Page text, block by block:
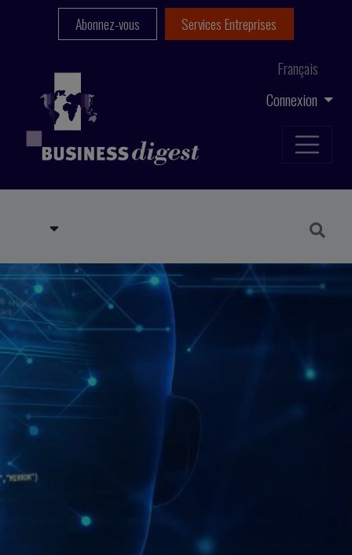
Connexion
Français
Abonnez-vous Services Entreprises